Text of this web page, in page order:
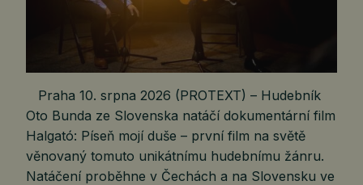
Praha 10. srpna 2026 (PROTEXT) – Hudebník
Oto Bunda ze Slovenska natáčí dokumentární film
Halgató: Píseň mojí duše – první film na světě
věnovaný tomuto unikátnímu hudebnímu žánru.
Natáčení proběhne v Čechách a na Slovensku ve